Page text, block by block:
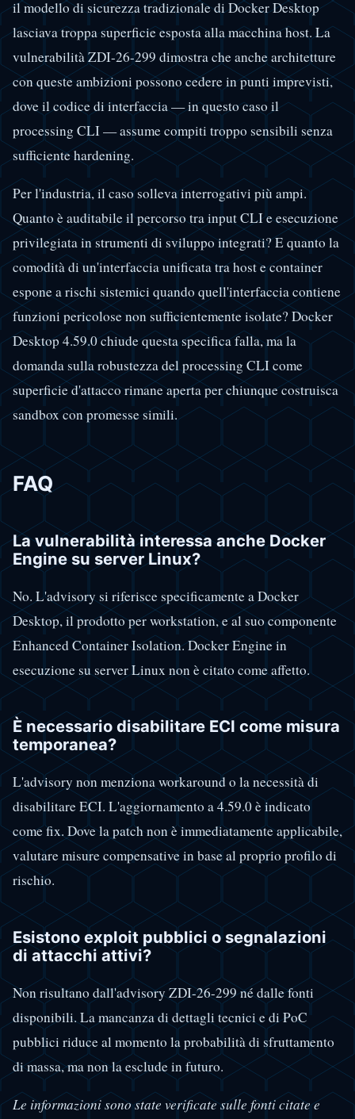
il modello di sicurezza tradizionale di Docker Desktop
lasciava troppa superficie esposta alla macchina host. La
vulnerabilità ZDI-26-299 dimostra che anche architetture
con queste ambizioni possono cedere in punti imprevisti,
dove il codice di interfaccia — in questo caso il
processing CLI — assume compiti troppo sensibili senza
sufficiente hardening.
Per l'industria, il caso solleva interrogativi più ampi.
Quanto è auditabile il percorso tra input CLI e esecuzione
privilegiata in strumenti di sviluppo integrati? E quanto la
comodità di un'interfaccia unificata tra host e container
espone a rischi sistemici quando quell'interfaccia contiene
funzioni pericolose non sufficientemente isolate? Docker
Desktop 4.59.0 chiude questa specifica falla, ma la
domanda sulla robustezza del processing CLI come
superficie d'attacco rimane aperta per chiunque costruisca
sandbox con promesse simili.
FAQ
La vulnerabilità interessa anche Docker
Engine su server Linux?
No. L'advisory si riferisce specificamente a Docker
Desktop, il prodotto per workstation, e al suo componente
Enhanced Container Isolation. Docker Engine in
esecuzione su server Linux non è citato come affetto.
È necessario disabilitare ECI come misura
temporanea?
L'advisory non menziona workaround o la necessità di
disabilitare ECI. L'aggiornamento a 4.59.0 è indicato
come fix. Dove la patch non è immediatamente applicabile,
valutare misure compensative in base al proprio profilo di
rischio.
Esistono exploit pubblici o segnalazioni
di attacchi attivi?
Non risultano dall'advisory ZDI-26-299 né dalle fonti
disponibili. La mancanza di dettagli tecnici e di PoC
pubblici riduce al momento la probabilità di sfruttamento
di massa, ma non la esclude in futuro.
Le informazioni sono state verificate sulle fonti citate e